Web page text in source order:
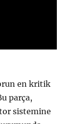
en kritik
parça,
sistemine